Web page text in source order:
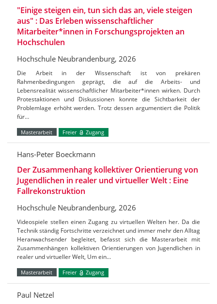
"Einige steigen ein, tun sich das an, viele steigen
aus" : Das Erleben wissenschaftlicher
Mitarbeiter*innen in Forschungsprojekten an
Hochschulen
Hochschule Neubrandenburg, 2026
Die Arbeit in der Wissenschaft ist von prekären
Rahmenbedingungen geprägt, die auf die Arbeits- und
Lebensrealität wissenschaftlicher Mitarbeiter*innen wirken. Durch
Protestaktionen und Diskussionen konnte die Sichtbarkeit der
Problemlage erhöht werden. Trotz dessen argumentiert die Politik
für…
Masterarbeit Freier Zugang
Hans-Peter Boeckmann
Der Zusammenhang kollektiver Orientierung von
Jugendlichen in realer und virtueller Welt : Eine
Fallrekonstruktion
Hochschule Neubrandenburg, 2026
Videospiele stellen einen Zugang zu virtuellen Welten her. Da die
Technik ständig Fortschritte verzeichnet und immer mehr den Alltag
Heranwachsender begleitet, befasst sich die Masterarbeit mit
Zusammenhängen kollektiven Orientierungen von Jugendlichen in
realer und virtueller Welt, Um ein…
Masterarbeit Freier Zugang
Paul Netzel